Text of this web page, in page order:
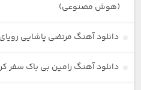
(هوش مصنوعی)
دانلود آهنگ مرتضی پاشایی
دانلود آهنگ رامین بی باک سفر